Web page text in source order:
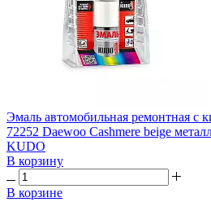
Эмаль автомобильная ремонтная с
72252 Daewoo Cashmere beige
KUDO
В корзину
В корзине